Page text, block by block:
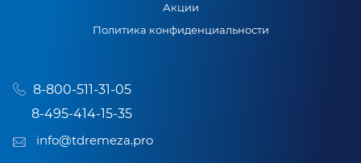
Акции
Политика конфиденциальности
8-800-511-31-05
8-495-414-15-35
info@tdremeza.pro